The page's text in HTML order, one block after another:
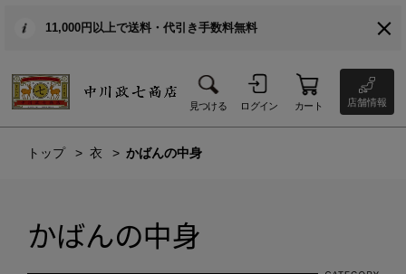
11,000円以上で送料・代引き手数料無料
見つける ログイン カート 店舗情報
トップ 衣 かばんの中身
かばんの中身